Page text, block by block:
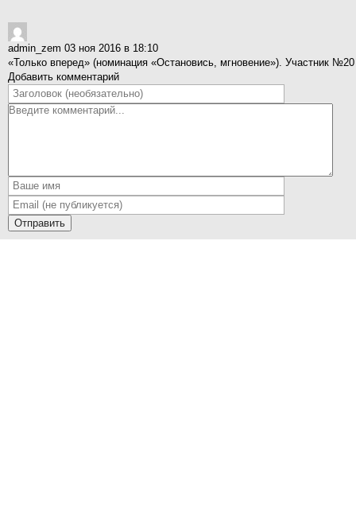
admin_zem 03 ноя 2016 в 18:10
«Только вперед» (номинация «Остановись, мгновение»). Участник
Добавить комментарий
Отправить